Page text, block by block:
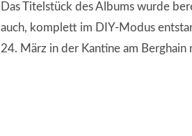
Das Titelstück des Albums wurde
auch, komplett im DIY-Modus
24. März in der Kantine am